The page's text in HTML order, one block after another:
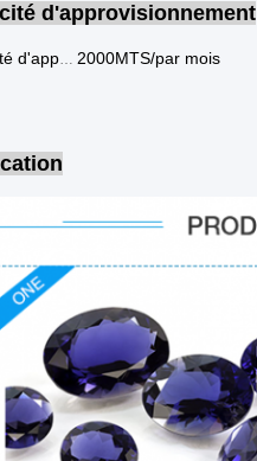
d'approvisionnement
Capacité d'approvisionnement 2000MTS/par mois